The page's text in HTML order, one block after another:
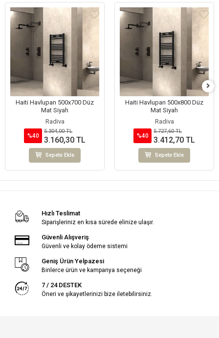
Haiti Havlupan 500x700 Düz
Mat Siyah
Radiva
%40
5.304,00 TL
3.160,30 TL
Sepete Ekle
Haiti Havlupan 500x800 Düz
Mat Siyah
Radiva
%40
5.727,60 TL
3.412,70 TL
Sepete Ekle
Hızlı Teslimat
Siparişleriniz en kısa sürede elinize ulaşır.
Güvenli Alışveriş
Güvenli ve kolay ödeme sistemi
Geniş Ürün Yelpazesi
Binlerce ürün ve kampanya seçeneği
7 / 24 DESTEK
Öneri ve şikayetlerinizi bize iletebilirsiniz.